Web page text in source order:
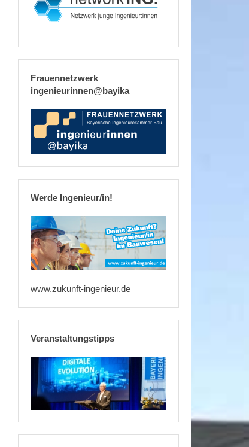
Frauennetzwerk
ingenieurinnen@bayika
Werde Ingenieur/in!
www.zukunft-ingenieur.de
Veranstaltungstipps